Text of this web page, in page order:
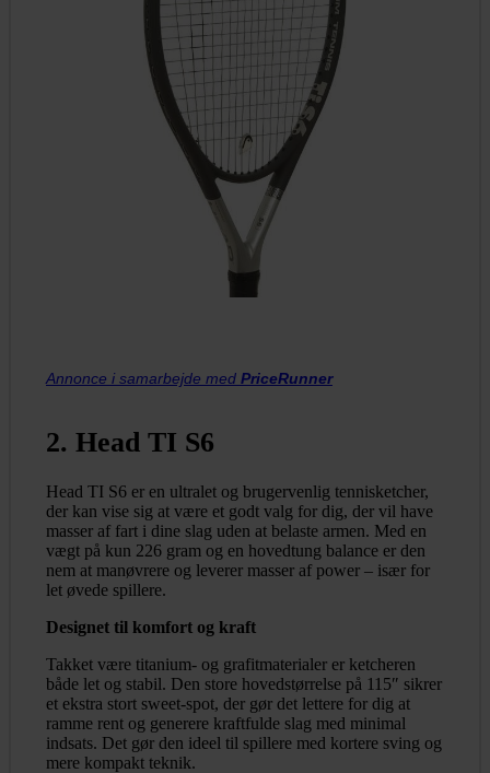
Annonce i samarbejde med PriceRunner
2. Head TI S6
Head TI S6 er en ultralet og brugervenlig tennisketcher,
der kan vise sig at være et godt valg for dig, der vil have
masser af fart i dine slag uden at belaste armen. Med en
vægt på kun 226 gram og en hovedtung balance er den
nem at manøvrere og leverer masser af power – især for
let øvede spillere.
Designet til komfort og kraft
Takket være titanium- og grafitmaterialer er ketcheren
både let og stabil. Den store hovedstørrelse på 115″ sikrer
et ekstra stort sweet-spot, der gør det lettere for dig at
ramme rent og generere kraftfulde slag med minimal
indsats. Det gør den ideel til spillere med kortere sving og
mere kompakt teknik.